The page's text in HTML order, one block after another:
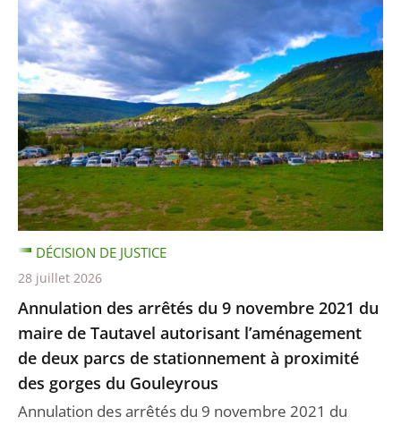
Annulation des arrêtés du 9 novembre 2021 du
maire de Tautavel autorisant l’aménagement
de deux parcs de stationnement à proximité
des gorges du Gouleyrous
Annulation des arrêtés du 9 novembre 2021 du
DÉCISION DE JUSTICE
28 juillet 2026